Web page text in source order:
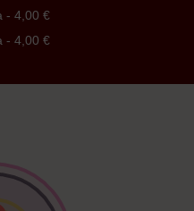
- 4,00 €
- 4,00 €